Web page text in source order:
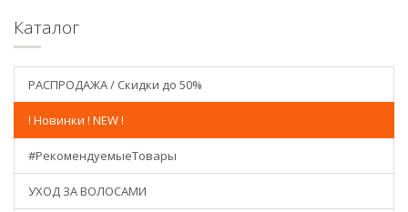
Каталог
РАСПРОДАЖА / Скидки до 50%
! Новинки ! NEW !
#РекомендуемыеТовары
УХОД ЗА ВОЛОСАМИ